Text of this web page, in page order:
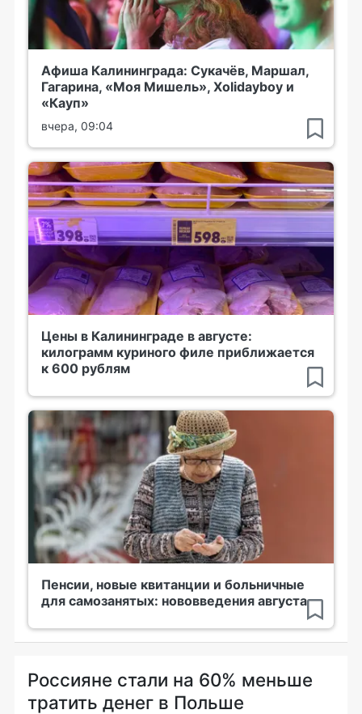
Афиша Калининграда: Сукачёв, Маршал,
Гагарина, «Моя Мишель», Xolidayboy и
«Кауп»
вчера, 09:04
Цены в Калининграде в августе:
килограмм куриного филе приближается
к 600 рублям
Пенсии, новые квитанции и больничные
для самозанятых: нововведения августа
Россияне стали на 60% меньше
тратить денег в Польше